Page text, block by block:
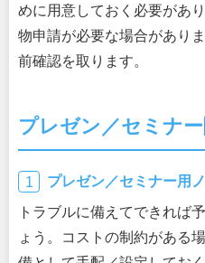
めに用意しておく必要があ
物申請が必要な場合があり
前確認を取ります。
プレゼン／セミナ
プレゼン／セミナー用
トラブルに備えてできれば
ょう。コストの制約がある